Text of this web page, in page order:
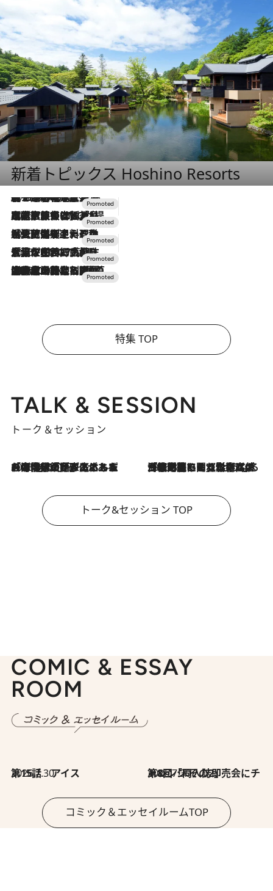
新着トピックス Hoshino Resorts
2026.8.7
【トンボの足水浴】ヒノキの香りに包まれて涼感マックス！約13℃の湧水かけ流しを避暑地「星野温泉 トンボの湯」で体験
2026.7.31
【ホテル帰省】という選択肢をOMOが提案。家族とほどよい距離を保つには「昼は実家、夜は気兼ねなくホテルで！」
2026.7.24
【夏限定ディナーコース】旬を迎える稚鮎や花ズッキーニなどをイタリア・トスカーナの郷土料理の手法で満喫！
2026.7.17
「土佐和ハーブかき氷」がOMO7高知に登場！生姜、山椒、大葉など目にも舌にも涼を呼ぶ郷土の味
2026.7.10
NEW OPEN！【界 草津】名湯の地に誕生。趣の異なる2種の温泉と上州ならではの会席・蕎麦割烹など美食を味わう究極の癒やし旅
特集 TOP
TALK & SESSION
トーク＆セッション
2026.8.3
「今後値上げがあるとすれば…」「リスクがあるのは今年の冬」エネルギー専門家が語る、ホルムズ海峡封鎖が家庭にもたらす“ある心配” 2026.8.3
「住宅建てられない…」「サーチャージ料の高値が続いている」ホルムズ海峡封鎖による影響はいつまで続く？《エネルギー専門家に聞く“どうなる日本の暮らし”》
トーク&セッション TOP
COMIC & ESSAY
ROOM
2026.7.30
第15話 アイス 2026.7.30
第8回「同人誌即売会にチャレンジ その2」
コミック＆エッセイルームTOP